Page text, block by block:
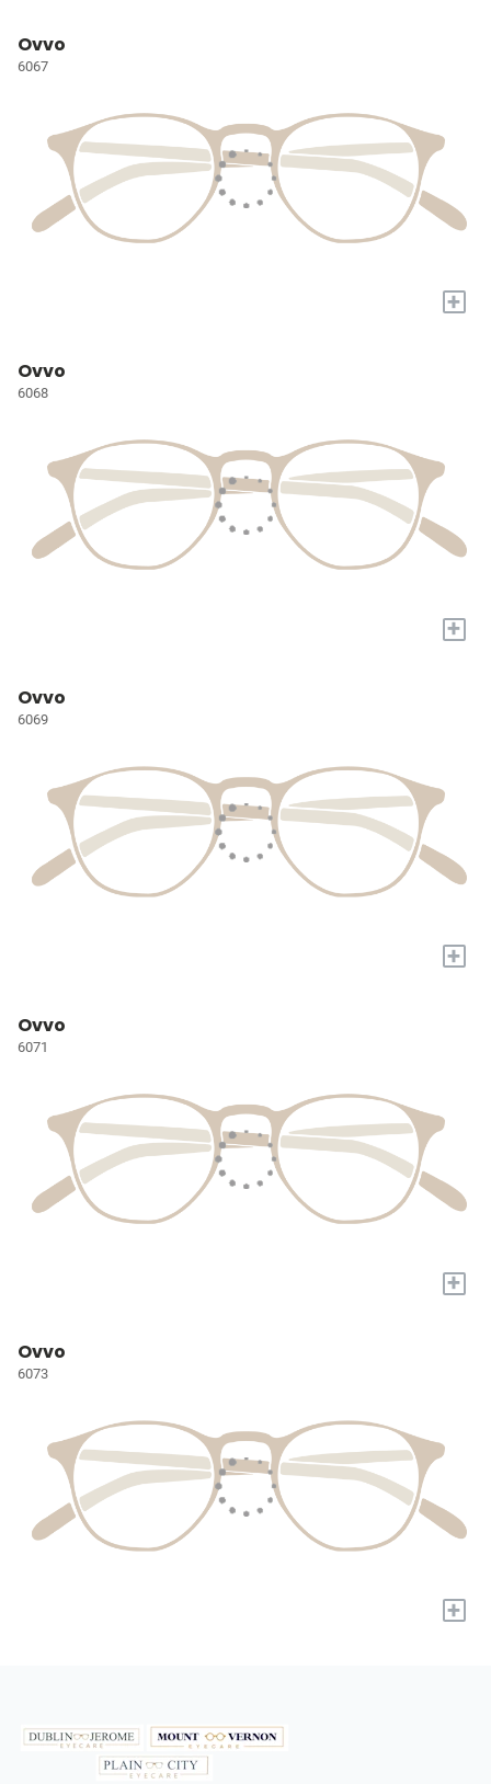
Ovvo
6067
+
Ovvo
6068
+
Ovvo
6069
+
Ovvo
6071
+
Ovvo
6073
+